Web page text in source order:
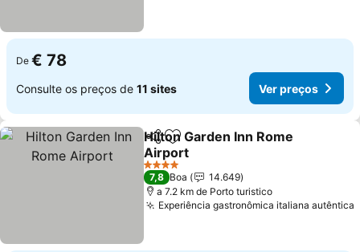
De € 78
Consulte os preços de 11 sites Ver preços
PartilharAdicionar aos favoritos
Hilton Garden Inn Rome
Airport
4 Estrelas
7,8 Boa
14.649
a 7.2 km de Porto turistico
Experiência gastronômica italiana autêntica